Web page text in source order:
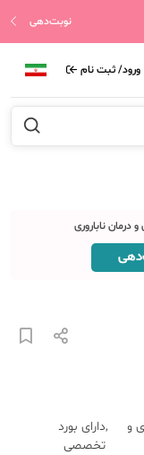
نوبت‌دهی
ورود/ ثبت نام
درمان ناباروری
و
دارای بورد
تخصصی